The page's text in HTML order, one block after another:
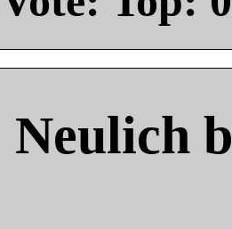
Neulich